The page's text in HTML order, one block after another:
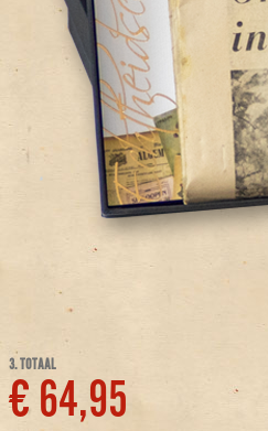
3. TOTAAL
€ 64,95